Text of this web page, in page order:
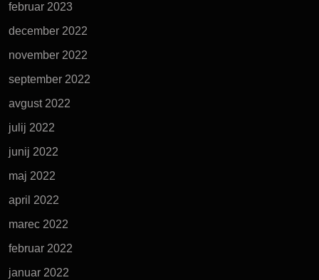
februar 2023
december 2022
november 2022
september 2022
avgust 2022
julij 2022
junij 2022
maj 2022
april 2022
marec 2022
februar 2022
januar 2022